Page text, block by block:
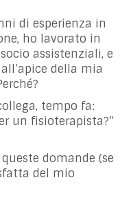
di esperienza in
ho lavorato in
assistenziali, e
della mia
tempo fa:
un fisioterapista?”
domande (se
del mio